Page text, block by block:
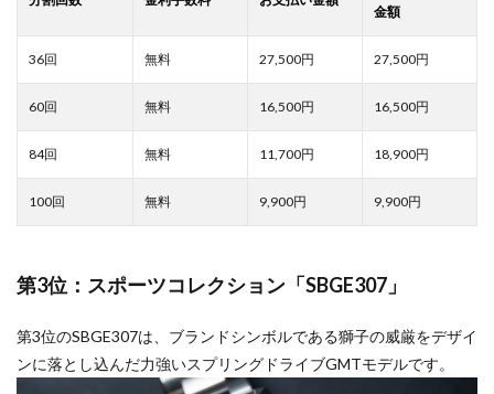
27,500 27,500
16,500 16,500
11,700 18,900
9,900 9,900
第3位：スポーツコレクション「SBGE307」
第3位のSBGE307は、ブランドシンボルである獅子の威厳をデザイ
ンに落とし込んだ力強いスプリングドライブGMTモデルです。